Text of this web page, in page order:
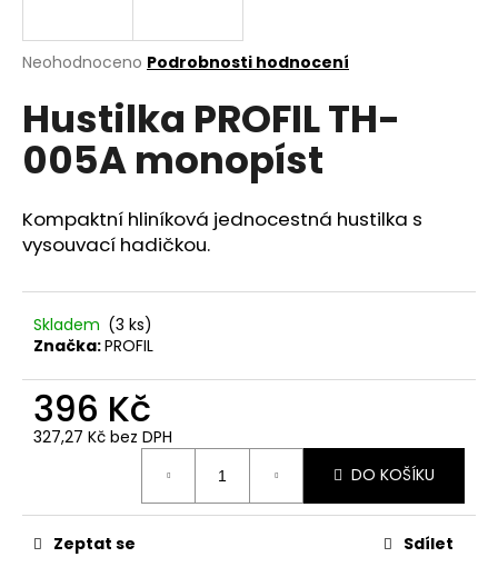
Průměrné
produktu
je
0,0
z
hvězdiček.
Neohodnoceno Podrobnosti hodnocení
Hustilka PROFIL TH-
005A monopíst
Kompaktní hliníková jednocestná hustilka s
vysouvací hadičkou.
Skladem (3 ks)
Značka:PROFIL
396 Kč
327,27 Kč bez DPH
DO KOŠÍKU
Zeptat se Sdílet
j
t
?
HLEDAT
D
o
p
o
u